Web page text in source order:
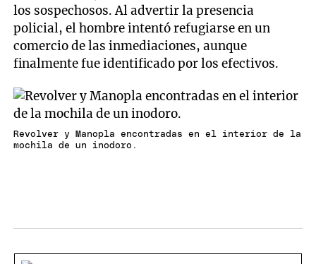
los sospechosos. Al advertir la presencia
policial, el hombre intentó refugiarse en un
comercio de las inmediaciones, aunque
finalmente fue identificado por los efectivos.
Revolver y Manopla encontradas en el interior de la
mochila de un inodoro.